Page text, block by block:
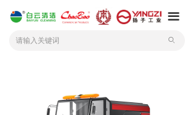
ꄙ
끀